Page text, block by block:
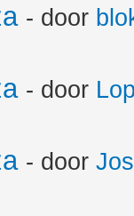
- door
- door
- door